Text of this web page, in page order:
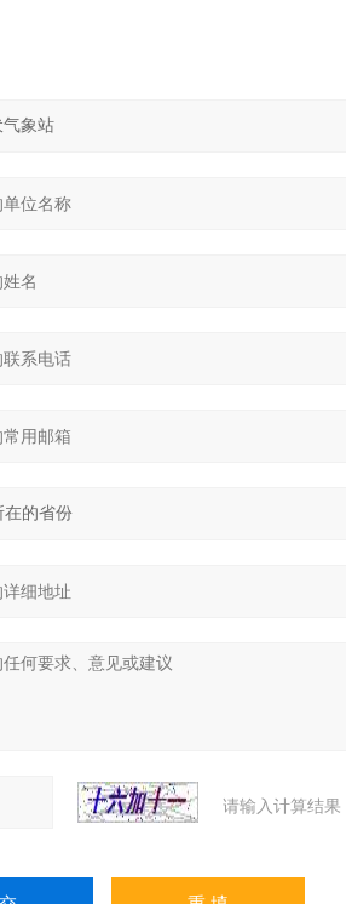
请输入计算结